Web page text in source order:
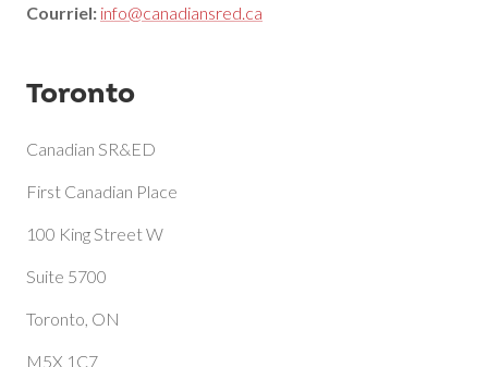
Courriel: info@canadiansred.ca
Toronto
Canadian SR&ED
First Canadian Place
100 King Street W
Suite 5700
Toronto, ON
M5X 1C7